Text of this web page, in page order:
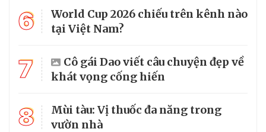
6
World Cup 2026 chiếu trên kênh nào
tại Việt Nam?
7
Cô gái Dao viết câu chuyện đẹp về
khát vọng cống hiến
8
Mùi tàu: Vị thuốc đa năng trong
vườn nhà